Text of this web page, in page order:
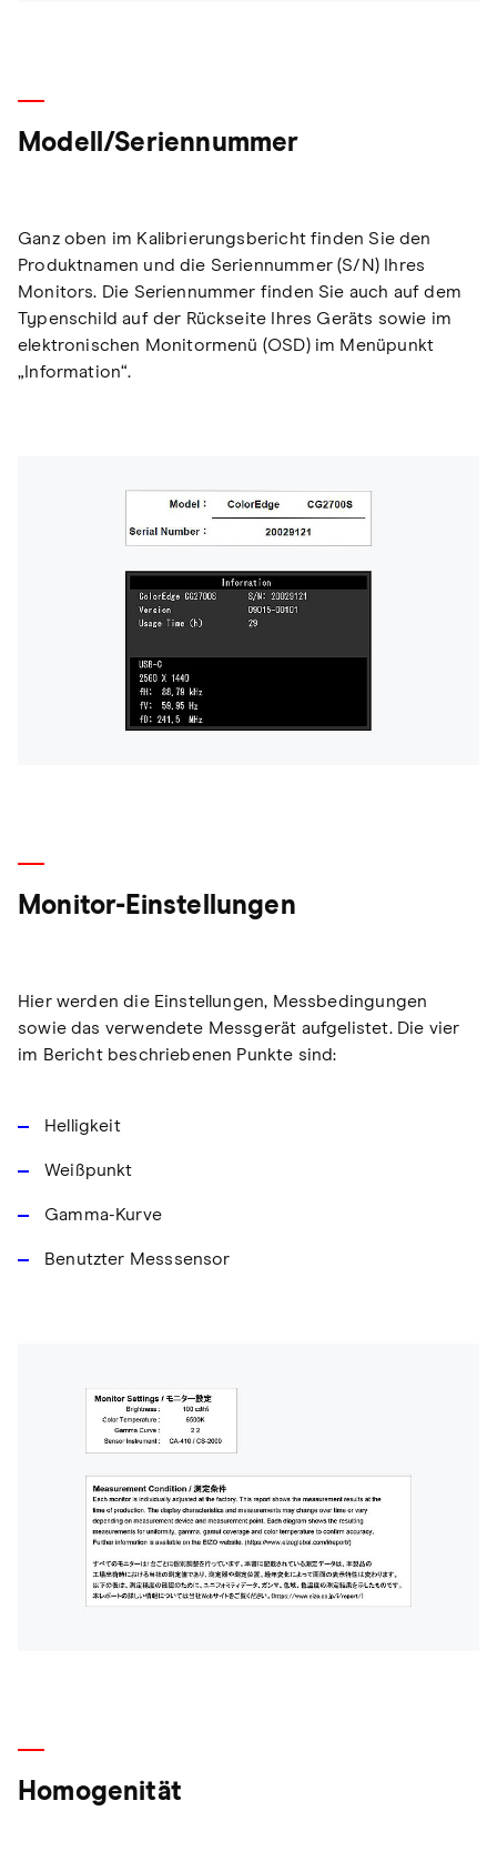
Modell/Seriennummer
Ganz oben im Kalibrierungsbericht finden Sie den
Produktnamen und die Seriennummer (S/N) Ihres
Monitors. Die Seriennummer finden Sie auch auf dem
Typenschild auf der Rückseite Ihres Geräts sowie im
elektronischen Monitormenü (OSD) im Menüpunkt
„Information“.
Monitor-Einstellungen
Hier werden die Einstellungen, Messbedingungen
sowie das verwendete Messgerät aufgelistet. Die vier
im Bericht beschriebenen Punkte sind:
Helligkeit
Weißpunkt
Gamma-Kurve
Benutzter Messsensor
Homogenität